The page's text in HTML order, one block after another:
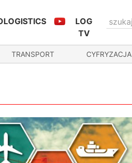
LOG
TV
TRANSPORT CYFRYZACJA